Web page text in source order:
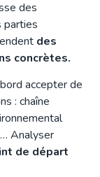
des
parties
des
concrètes.
accepter de
: chaîne
Analyser
de départ